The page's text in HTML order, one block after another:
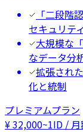
「二段階
セキュリティ
大規模な
なデータ分
拡張され
化と統制
プレミアムプラン
¥32,000~1ID /